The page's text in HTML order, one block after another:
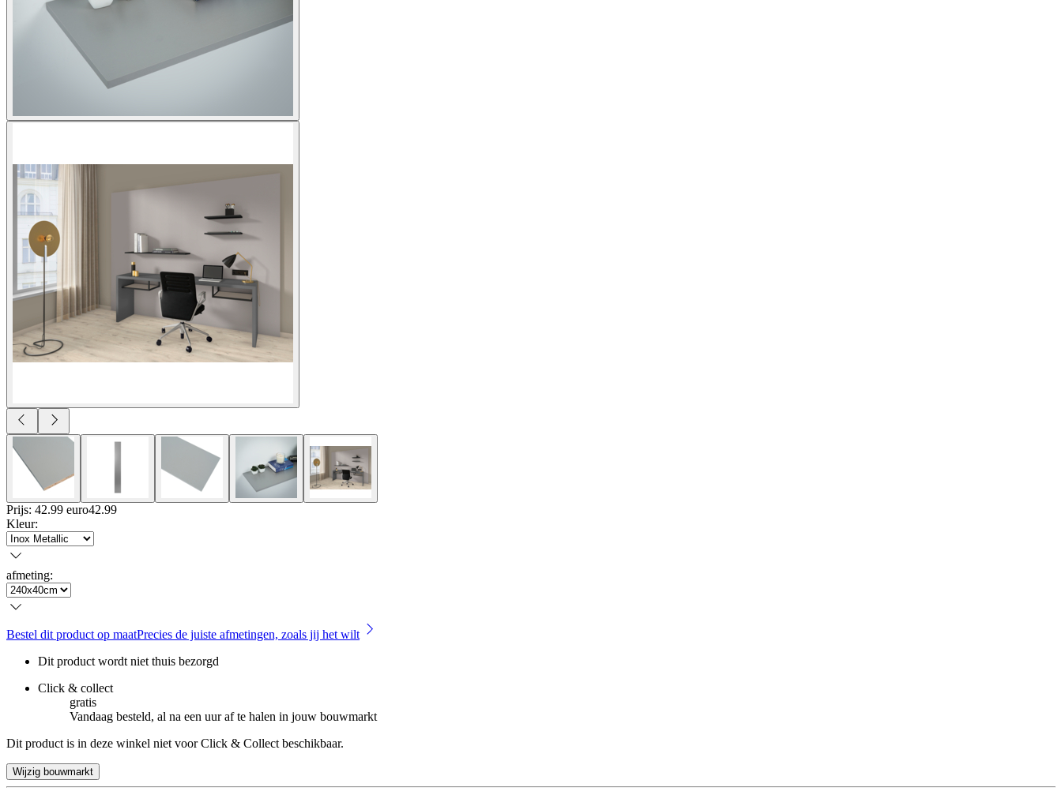
Prijs: 42.99 euro42.99
Kleur:
afmeting:
Bestel dit product op maatPrecies de juiste afmetingen, zoals jij het wilt
Dit product wordt niet thuis bezorgd
Click & collect
gratis
Vandaag besteld, al na een uur af te halen in jouw bouwmarkt
Dit product is in deze winkel niet voor Click & Collect beschikbaar.
Wijzig bouwmarkt